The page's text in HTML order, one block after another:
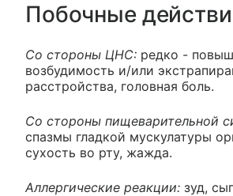
Побочные
Со стороны ЦНС: редко -
возбудимость и/или
расстройства, головная боль.
Со стороны пищеварительной
спазмы гладкой мускулатуры
сухость во рту, жажда.
Аллергические реакции: зуд,